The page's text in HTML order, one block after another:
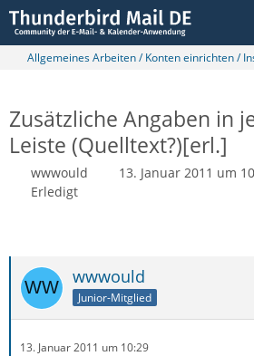
Allgemeines Arbeiten / Konten einrichten /
Zusätzliche Angaben in
Leiste (Quelltext?)[erl.]
wwwould 13. Januar 2011 um
Erledigt
wwwould
Junior-Mitglied
13. Januar 2011 um 10:29